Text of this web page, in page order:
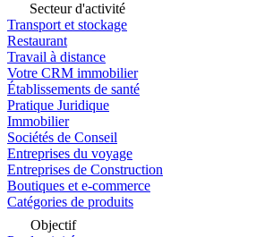
Secteur d'activité
Transport et stockage
Restaurant
Travail à distance
Votre CRM immobilier
Établissements de santé
Pratique Juridique
Immobilier
Sociétés de Conseil
Entreprises du voyage
Entreprises de Construction
Boutiques et e-commerce
Catégories de produits
Objectif